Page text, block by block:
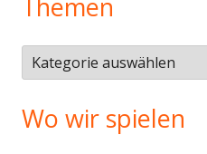
Themen
Themen
Wo wir spielen